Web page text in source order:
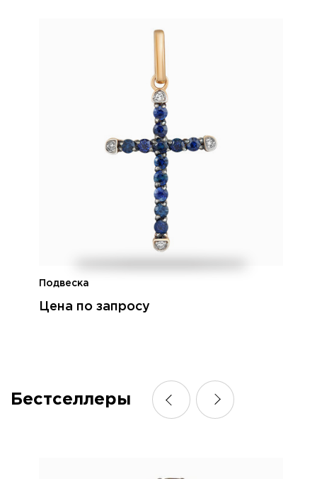
Подвеска
Цена по запросу
Бестселлеры